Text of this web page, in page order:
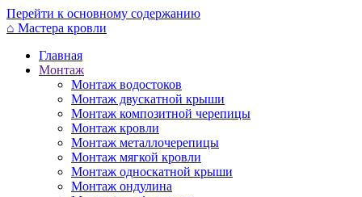
Перейти к основному содержанию
⌂ Мастера кровли
Главная
Монтаж
Монтаж водостоков
Монтаж двускатной крыши
Монтаж композитной черепицы
Монтаж кровли
Монтаж металлочерепицы
Монтаж мягкой кровли
Монтаж односкатной крыши
Монтаж ондулина